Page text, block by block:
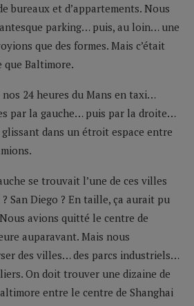
bureaux et d’appartements. Nous
parking… puis, au loin… une
que des formes. Mais c’était
que Baltimore.
24 heures du Mans en taxi…
par la gauche… puis par la droite…
dans un étroit espace entre
se trouvait l’une de ces villes
San Diego ? En taille, ça aurait pu
avions quitté le centre de
auparavant. Mais nous
des villes… des parcs industriels…
On doit trouver une dizaine de
entre le centre de Shanghai